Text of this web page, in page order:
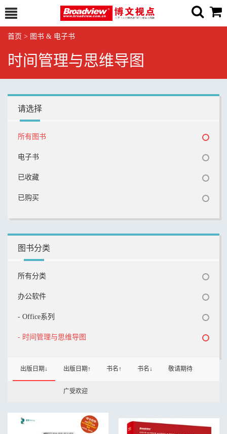
首页 > 图书 & 电子书
时间管理与思维导图
请选择
所有图书
电子书
已收藏
已购买
图书分类
所有分类
办公软件
- Office系列
- 时间管理与思维导图
出版日期↓ 出版日期↑ 书名↑ 书名↓ 敬请期待
广受欢迎